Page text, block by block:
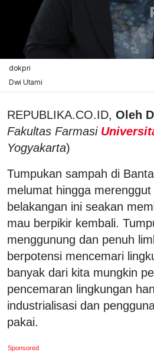
dokpri
Dwi Utami
REPUBLIKA.CO.ID, Oleh
Fakultas Farmasi
Yogyakarta)
Tumpukan sampah di
melumat hingga
belakangan ini seakan
mau berpikir kembali.
menggunung dan penuh
berpotensi mencemari
banyak dari kita mungkin
pencemaran lingkungan
industrialisasi dan
pakai.
Sponsored